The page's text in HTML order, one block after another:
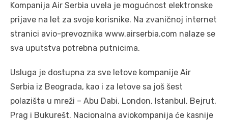
Kompanija Air Serbia uvela je mogućnost elektronske
prijave na let za svoje korisnike. Na zvaničnoj internet
stranici avio-prevoznika www.airserbia.com nalaze se
sva uputstva potrebna putnicima.
Usluga je dostupna za sve letove kompanije Air
Serbia iz Beograda, kao i za letove sa još šest
polazišta u mreži – Abu Dabi, London, Istanbul, Bejrut,
Prag i Bukurešt. Nacionalna aviokompanija će kasnije